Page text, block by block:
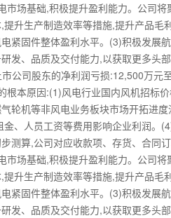
市场基础,积极提升盈利能力。公司
,提升生产制造效率等措施,提升产品
电紧固件整体盈利水平。(3)积极发
发、品质及交付能力,以获取更多
司股东的净利润亏损:12,500万元
本原因:(1)风电行业国内风机招标价
气轮机等非风电业务板块市场开拓
金、人员工资等费用影响企业利润
步测算,公司对应收款项、存货、合
市场基础,积极提升盈利能力。公司
,提升生产制造效率等措施,提升产品
电紧固件整体盈利水平。(3)积极发
发、品质及交付能力,以获取更多